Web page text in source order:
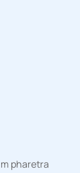
pharetra